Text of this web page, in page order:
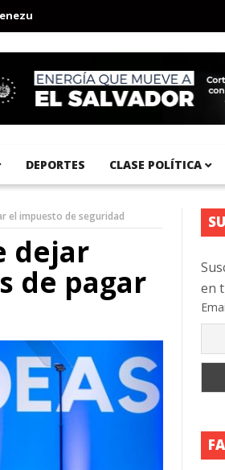
Aeropuerto Internacional del
DEPORTES CLASE POLÍTICA
el impuesto de seguridad
dejar
de pagar
en